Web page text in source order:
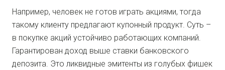
Например, человек не готов играть акциями, тогда
такому клиенту предлагают купонный продукт. Суть –
в покупке акций устойчиво работающих компаний.
Гарантирован доход выше ставки банковского
депозита. Это ликвидные эмитенты из голубых фишек